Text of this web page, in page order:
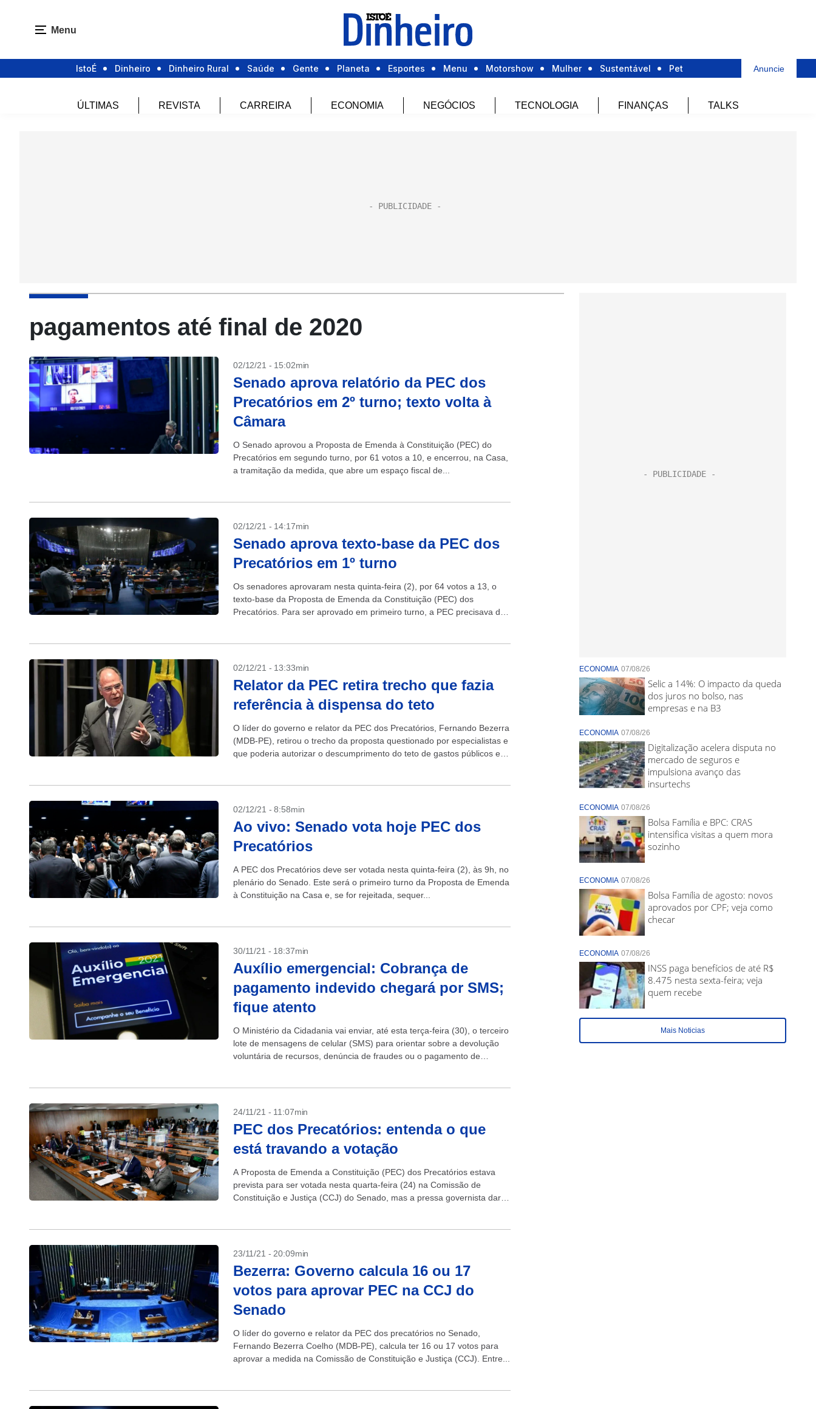
Menu
IstoÉ Dinheiro Dinheiro Rural Saúde Gente Planeta Esportes Menu Motorshow Mulher Sustentável Pet Anuncie
ÚLTIMAS REVISTA CARREIRA ECONOMIA NEGÓCIOS TECNOLOGIA FINANÇAS TALKS
pagamentos até final de 2020
02/12/21 - 15:02min
Senado aprova relatório da PEC dos
Precatórios em 2º turno; texto volta à
Câmara
O Senado aprovou a Proposta de Emenda à Constituição (PEC) do
Precatórios em segundo turno, por 61 votos a 10, e encerrou, na Casa,
a tramitação da medida, que abre um espaço fiscal de...
02/12/21 - 14:17min
Senado aprova texto-base da PEC dos
Precatórios em 1º turno
Os senadores aprovaram nesta quinta-feira (2), por 64 votos a 13, o
texto-base da Proposta de Emenda da Constituição (PEC) dos
Precatórios. Para ser aprovado em primeiro turno, a PEC precisava de
02/12/21 - 13:33min
Relator da PEC retira trecho que fazia
referência à dispensa do teto
O líder do governo e relator da PEC dos Precatórios, Fernando Bezerra
(MDB-PE), retirou o trecho da proposta questionado por especialistas e
que poderia autorizar o descumprimento do teto de gastos públicos em
02/12/21 - 8:58min
Ao vivo: Senado vota hoje PEC dos
Precatórios
A PEC dos Precatórios deve ser votada nesta quinta-feira (2), às 9h, no
plenário do Senado. Este será o primeiro turno da Proposta de Emenda
à Constituição na Casa e, se for rejeitada, sequer...
30/11/21 - 18:37min
Auxílio emergencial: Cobrança de
pagamento indevido chegará por SMS;
fique atento
O Ministério da Cidadania vai enviar, até esta terça-feira (30), o terceiro
lote de mensagens de celular (SMS) para orientar sobre a devolução
voluntária de recursos, denúncia de fraudes ou o pagamento de
24/11/21 - 11:07min
PEC dos Precatórios: entenda o que
está travando a votação
A Proposta de Emenda a Constituição (PEC) dos Precatórios estava
prevista para ser votada nesta quarta-feira (24) na Comissão de
Constituição e Justiça (CCJ) do Senado, mas a pressa governista dará
23/11/21 - 20:09min
Bezerra: Governo calcula 16 ou 17
votos para aprovar PEC na CCJ do
Senado
O líder do governo e relator da PEC dos precatórios no Senado,
Fernando Bezerra Coelho (MDB-PE), calcula ter 16 ou 17 votos para
aprovar a medida na Comissão de Constituição e Justiça (CCJ). Entre...
ECONOMIA 07/08/26
Selic a 14%: O impacto da queda
dos juros no bolso, nas
empresas e na B3
ECONOMIA 07/08/26
Digitalização acelera disputa no
mercado de seguros e
impulsiona avanço das
insurtechs
ECONOMIA 07/08/26
Bolsa Família e BPC: CRAS
intensifica visitas a quem mora
sozinho
ECONOMIA 07/08/26
Bolsa Família de agosto: novos
aprovados por CPF; veja como
checar
ECONOMIA 07/08/26
INSS paga benefícios de até R$
8.475 nesta sexta-feira; veja
quem recebe
Mais Noticias